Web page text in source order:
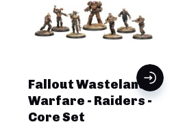
Fallout Wasteland
Warfare - Raiders -
Core Set